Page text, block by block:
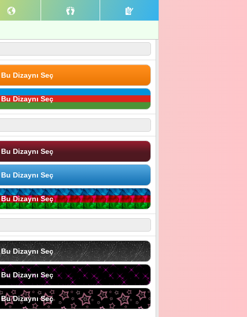
Bu Dizaynı Seç
Bu Dizaynı Seç
Bu Dizaynı Seç
Bu Dizaynı Seç
Bu Dizaynı Seç
Bu Dizaynı Seç
Bu Dizaynı Seç
Bu Dizaynı Seç